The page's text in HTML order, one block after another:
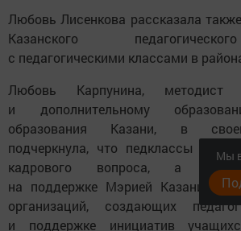
Любовь Лисенкова рассказала
Казанского
с педагогическими классами в
Любовь Карпунина, методист
и дополнительному
образования Казани, в
подчеркнула, что педклассы —
кадрового вопроса, а также
на поддержке Мэрией Казани
организаций, создающих
и поддержке инициатив
Мы